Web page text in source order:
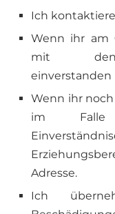
Ich
Wenn ihr am
mit den
einverstanden
Wenn ihr
im
Adresse.
Ich